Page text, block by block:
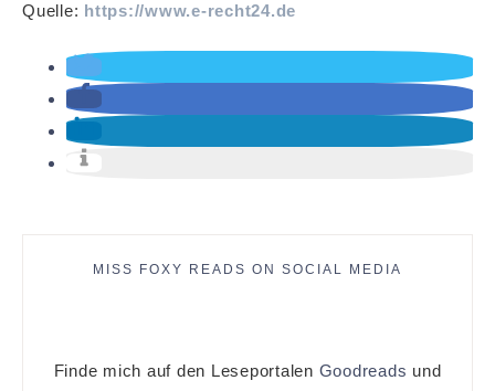
Quelle: https://www.e-recht24.de
MISS FOXY READS ON SOCIAL MEDIA
Finde mich auf den Leseportalen Goodreads und